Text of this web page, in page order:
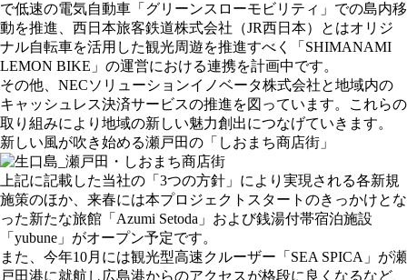
で低速の電気自動車「グリーンスローモビリティ」での島内移
動を推進、西日本旅客鉄道株式会社（JR西日本）とはオリジ
ナル自転車を活用した観光周遊を推進すべく「SHIMANAMI
LEMON BIKE」の運営における連携を計画中です。
その他、NECソリューションイノベータ株式会社と地域内の
キャッシュレス決済サービスの推進を図っています。これらの
取り組みにより地域の新しい魅力創出につなげていきます。
新しい風が吹き始める瀬戸田の「しおまち商店街」
上記に記載した当社の「3つの方針」により実現される各新規
施策のほか、来春には本プロジェクトスタートのきっかけとな
った新たな旅館「Azumi Setoda」および銭湯付帯宿泊施設
「yubune」がオープン予定です。
また、今年10月には観光型高速クルーザー「SEA SPICA」が瀬
戸田港に就航し広島港からのアクセスが格段に良くなるなど、